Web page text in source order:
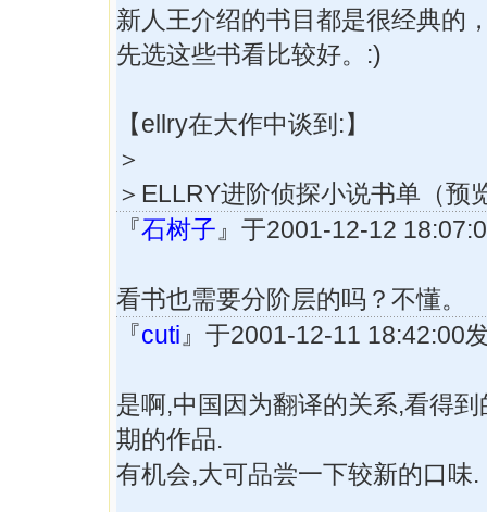
新人王介绍的书目都是很经典的
先选这些书看比较好。:)
【ellry在大作中谈到:】
＞
＞ELLRY进阶侦探小说书单（预
『石树子 』于2001-12-12
看书也需要分阶层的吗？不懂。
『cuti 』于2001-12-11 18:42:00
是啊,中国因为翻译的关系,看得
期的作品.
有机会,大可品尝一下较新的口味.